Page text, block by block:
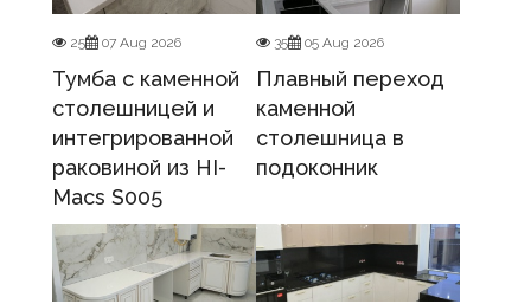
25 07 Aug 2026
Тумба с каменной
столешницей и
интегрированной
раковиной из HI-
Macs S005
35 05 Aug 2026
Плавный переход
каменной
столешница в
подоконник